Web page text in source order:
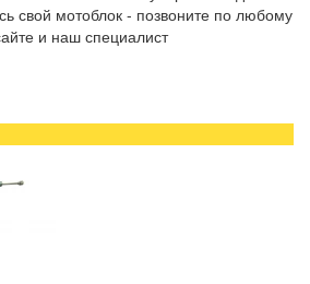
свой мотоблок - позвоните по любому
и наш специалист